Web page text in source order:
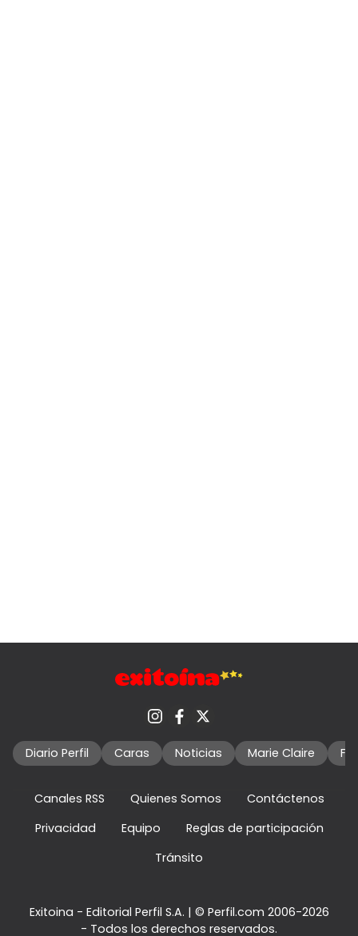
Diario Perfil Caras Noticias Marie Claire
Canales RSS Quienes Somos
Contáctenos
Privacidad
Equipo
Reglas de participación
Tránsito
Exitoina - Editorial Perfil S.A. | © Perfil.com 2006-2026
- Todos los derechos reservados.